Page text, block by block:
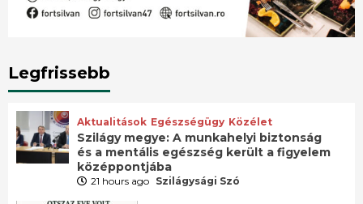
Legfrissebb
Aktualitások Egészségügy Közélet
Szilágy megye: A munkahelyi biztonság
és a mentális egészség került a figyelem
középpontjába
21 hours ago Szilágysági Szó